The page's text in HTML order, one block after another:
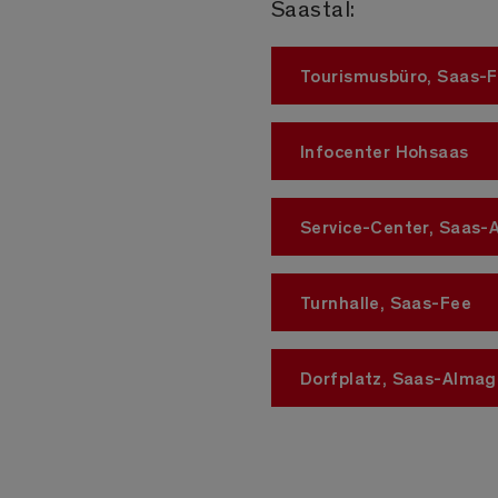
Saastal:
Tourismusbüro, Saas-
Infocenter Hohsaas
Service-Center, Saas-
Turnhalle, Saas-Fee
Dorfplatz, Saas-